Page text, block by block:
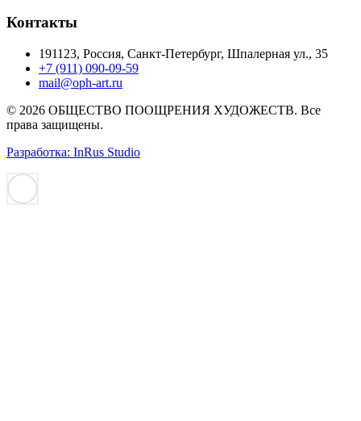
Контакты
191123, Россия, Санкт-Петербург, Шпалерная ул., 35
+7 (911) 090-09-59
mail@oph-art.ru
© 2026 ОБЩЕСТВО ПООЩРЕНИЯ ХУДОЖЕСТВ. Все
права защищены.
Разработка: InRus Studio